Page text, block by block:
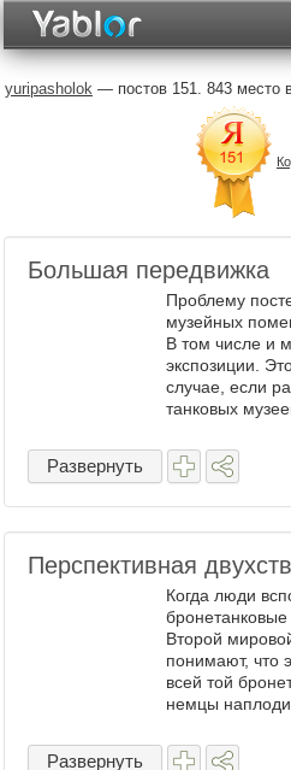
Неделя
Архив
yuripasholok — постов 151. 843 место
Большая передвижка
Проблему
музейных
В том числе и
экспозиции.
случае, если
танковых
обычно с
территорий не
Развернуть
Перспективная
Когда люди
Второй
понимают, что
всей той
немцы
времен заката
мелочи. Тем
Развернуть